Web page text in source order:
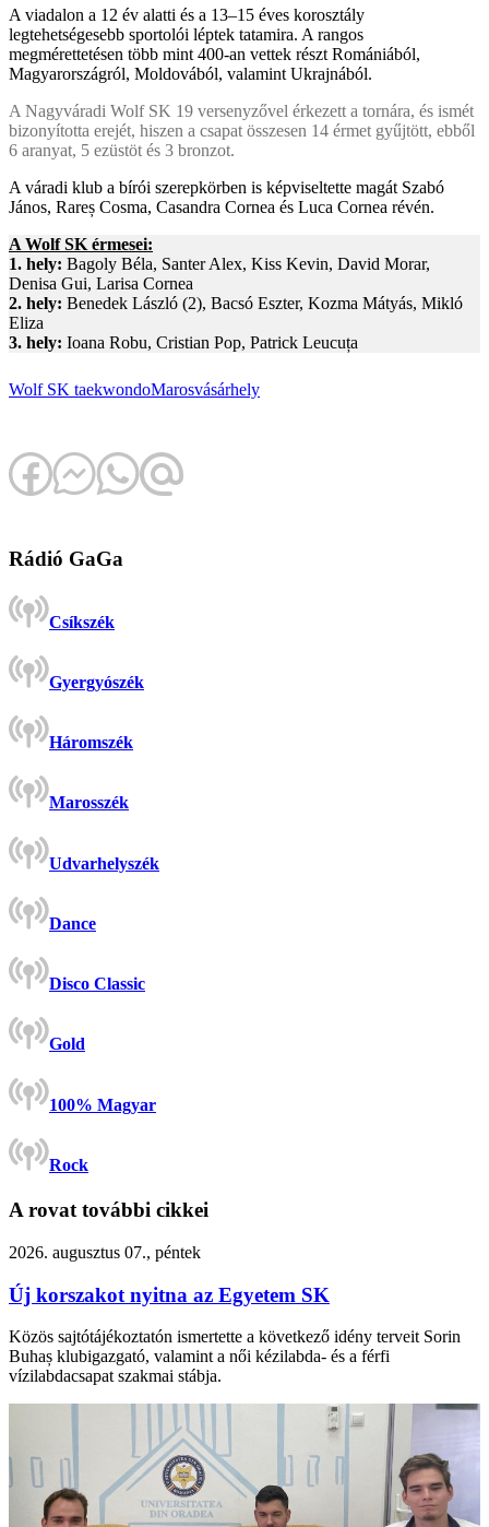
A viadalon a 12 év alatti és a 13–15 éves korosztály
legtehetségesebb sportolói léptek tatamira. A rangos
megmérettetésen több mint 400-an vettek részt Romániából,
Magyarországról, Moldovából, valamint Ukrajnából.
A Nagyváradi Wolf SK 19 versenyzővel érkezett a tornára, és ismét
bizonyította erejét, hiszen a csapat összesen 14 érmet gyűjtött, ebből
6 aranyat, 5 ezüstöt és 3 bronzot.
A váradi klub a bírói szerepkörben is képviseltette magát Szabó
János, Rareș Cosma, Casandra Cornea és Luca Cornea révén.
A Wolf SK érmesei:
1. hely: Bagoly Béla, Santer Alex, Kiss Kevin, David Morar,
Denisa Gui, Larisa Cornea
2. hely: Benedek László (2), Bacsó Eszter, Kozma Mátyás, Mikló
Eliza
3. hely: Ioana Robu, Cristian Pop, Patrick Leucuța
Wolf SK taekwondoMarosvásárhely
Rádió GaGa
Csíkszék
Gyergyószék
Háromszék
Marosszék
Udvarhelyszék
Dance
Disco Classic
Gold
100% Magyar
Rock
A rovat további cikkei
2026. augusztus 07., péntek
Új korszakot nyitna az Egyetem SK
Közös sajtótájékoztatón ismertette a következő idény terveit Sorin
Buhaș klubigazgató, valamint a női kézilabda- és a férfi
vízilabdacsapat szakmai stábja.